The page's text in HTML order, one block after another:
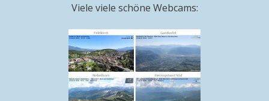
Viele viele schöne Webcams: